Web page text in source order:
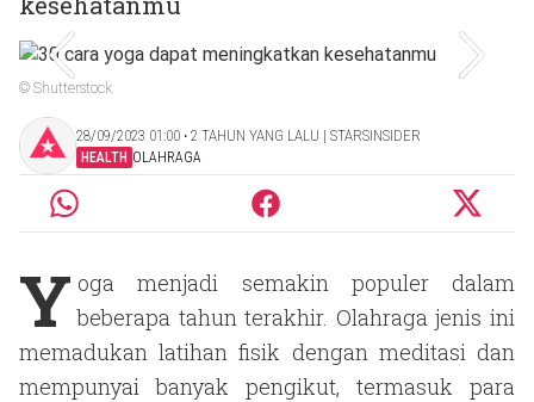
© Shutterstock
28/09/2023 01:00 ‧ 2 TAHUN YANG LALU | STARSINSIDER
HEALTH OLAHRAGA
Y oga menjadi semakin populer dalam
beberapa tahun terakhir. Olahraga jenis ini
memadukan latihan fisik dengan meditasi dan
mempunyai banyak pengikut, termasuk para